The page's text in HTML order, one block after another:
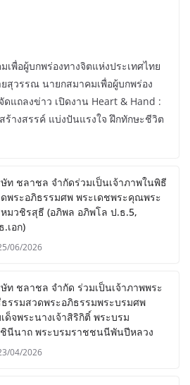
เพื่อผู้บกพร่องทางจิตแห่งประเทศไทย
สุวรรณ นายกสมาคมเพื่อผู้บกพร่อง
ดแถลงข่าว เปิดงาน Heart & Hand :
ร้างสรรค์ แบ่งปันแรงใจ ฝึกทักษะชีวิต
ท ชลาชล จำกัดร่วมเป็นเจ้าภาพในพิธี
พระอภิธรรมศพ พระเดชพระคุณพระ
มวชิรสุธี (อภิพล อภิพโล ป.ธ.5,
.เอก)
06/2026
ท ชลาชล จำกัด ร่วมเป็นเจ้าภาพพระ
รรมสวดพระอภิธรรมพระบรมศพ
ด็จพระนางเจ้าสิริกิติ์ พระบรม
นีนาถ พระบรมราชชนนีพันปีหลวง
04/2026